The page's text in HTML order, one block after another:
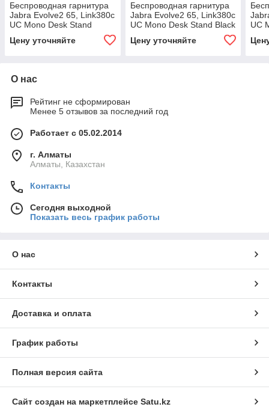
Беспроводная гарнитура
Jabra Evolve2 65, Link380c
UC Mono Desk Stand
Цену уточняйте
Беспроводная гарнитура
Jabra Evolve2 65, Link380c
UC Mono Desk Stand Black
Цену уточняйте
UC
О нас
Рейтинг не сформирован
Менее 5 отзывов за последний год
Работает с 05.02.2014
г. Алматы
Алматы, Казахстан
Контакты
Сегодня выходной
Показать весь график работы
О нас
Контакты
Доставка и оплата
График работы
Полная версия сайта
Сайт создан на маркетплейсе Satu.kz